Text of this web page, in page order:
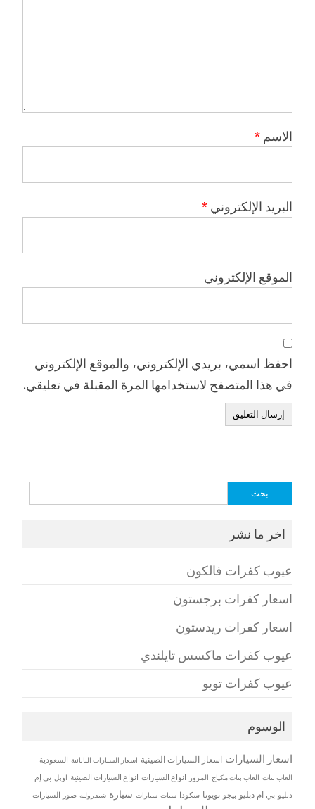
الاسم *
البريد الإلكتروني *
الموقع الإلكتروني
احفظ اسمي، بريدي الإلكتروني، والموقع الإلكتروني
في هذا المتصفح لاستخدامها المرة المقبلة في تعليقي.
البحث
اخر ما نشر
عيوب كفرات فالكون
اسعار كفرات برجستون
اسعار كفرات ريدستون
عيوب كفرات ماكسس تايلندي
عيوب كفرات تويو
الوسوم
اسعار السيارات اسعار السيارات الصينية اسعار السيارات اليابانية السعودية
العاب بنات العاب بنات مكياج المرور انواع السيارات انواع السيارات الصينية اوبل بي إم
دبليو بي ام دبليو بيجو تويوتا سكودا سيات سيارات سيارة شيفروليه صور السيارات